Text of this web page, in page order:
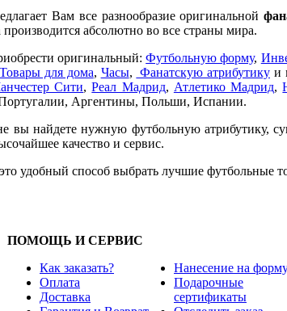
Вам все разнообразие оригинальной
абсолютно во все страны мира.
оригинальный:Футбольную форму,
Товары для дома, Часы, Фанатскую атрибутикуи
Сити,Реал Мадрид, Атлетико Мадрид,
Аргентины, Польши, Испании.
вы найдете нужную футбольную атрибутику,
качество и сервис.
удобный способ выбрать лучшие футбольные
ПОМОЩЬ И СЕРВИС
Как заказать?
Оплата
Доставка
Нанесение на
Подарочные
сертификаты